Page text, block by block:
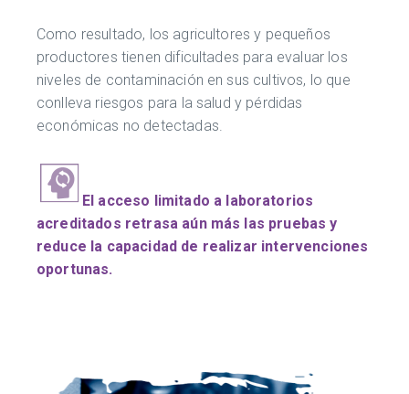
Como resultado, los agricultores y pequeños
productores tienen dificultades para evaluar los
niveles de contaminación en sus cultivos, lo que
conlleva riesgos para la salud y pérdidas
económicas no detectadas.
El acceso limitado a laboratorios
acreditados retrasa aún más las pruebas y
reduce la capacidad de realizar intervenciones
oportunas.